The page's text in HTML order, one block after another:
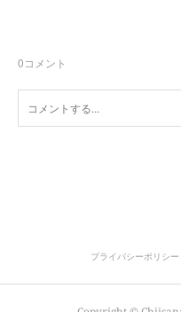
0コメント
プライバシーポリシー